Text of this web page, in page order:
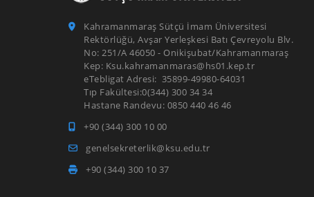
Kahramanmaraş Sütçü İmam Üniversitesi
Rektörlüğü, Avşar Yerleşkesi Batı Çevreyolu Blv.
No: 251/A 46050 - Onikişubat/Kahramanmaraş
Kep: Ksu.kahramanmaras@hs01.kep.tr
eTebligat Adresi: 35899-49980-64031
Tıp Fakültesi:0(344) 300 34 34
Hastane Randevu: 0850 440 46 46
+90 (344) 300 10 00
genelsekreterlik@ksu.edu.tr
+90 (344) 300 10 37